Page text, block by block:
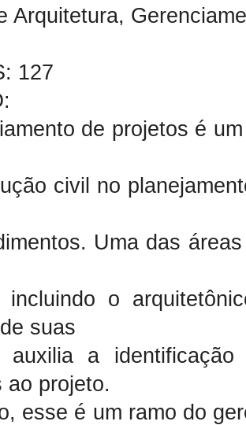
Arquitetura,
127
de projetos é
civil no
Uma das
incluindo o
suas
auxilia a
ao projeto.
esse é um ramo do